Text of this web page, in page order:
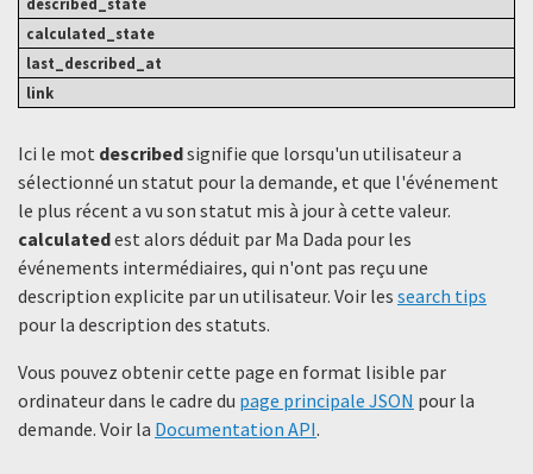
Ici le mot describedsignifie que lorsqu'un utilisateur a
sélectionné un statut ​​pour la demande, et que l'événement
le plus récent a vu son statut mis à jour à cette valeur.
calculatedest alors déduit par Ma Dada pour les
événements intermédiaires, qui n'ont pas reçu une
description explicite par un utilisateur. Voir les search tips
pour la description des statuts.
Vous pouvez obtenir cette page en format lisible par
ordinateur dans le cadre du page principale JSON pour la
demande. Voir la Documentation API.